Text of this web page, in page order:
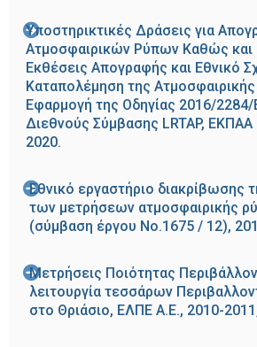
Υποστηρικτικές Δράσεις για
Ατμοσφαιρικών Ρύπων Καθώς και
Εκθέσεις Απογραφής και Εθνικό
Καταπολέμηση της
Εφαρμογή της Οδηγίας 2016/2284/
Διεθνούς Σύμβασης LRTAP,
2020.
Εθνικό εργαστήριο διακρίβωσης
των μετρήσεων ατμοσφαιρικής
(σύμβαση έργου Νο.1675 / 12),
Μετρήσεις Ποιότητας
λειτουργία τεσσάρων
στο Θριάσιο, ΕΛΠΕ Α.Ε., 2010-